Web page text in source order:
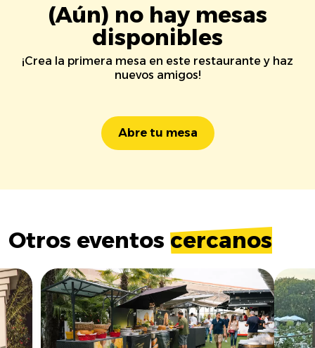
(Aún) no hay mesas
disponibles
¡Crea la primera mesa en este restaurante y haz
nuevos amigos!
Abre tu mesa
Otros eventos cercanos